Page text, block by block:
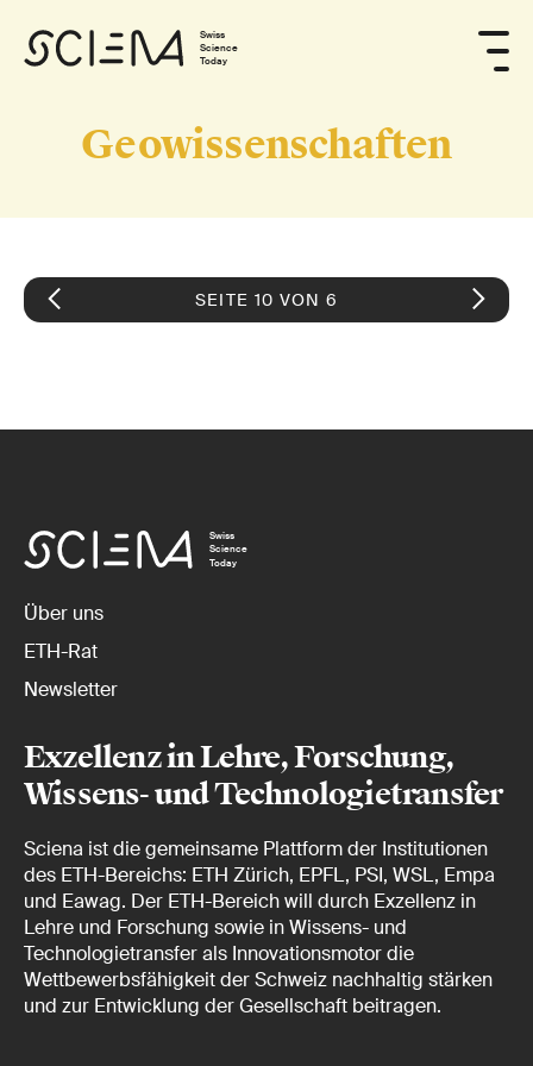
Swiss
Science
Today
Geowissenschaften
SEITE 10 VON 6
Swiss
Science
Today
Über uns
ETH-Rat
Newsletter
Exzellenz in Lehre, Forschung,
Wissens- und Technologietransfer
Sciena ist die gemeinsame Plattform der Institutionen
des ETH-Bereichs: ETH Zürich, EPFL, PSI, WSL, Empa
und Eawag. Der ETH-Bereich will durch Exzellenz in
Lehre und Forschung sowie in Wissens- und
Technologietransfer als Innovationsmotor die
Wettbewerbsfähigkeit der Schweiz nachhaltig stärken
und zur Entwicklung der Gesellschaft beitragen.